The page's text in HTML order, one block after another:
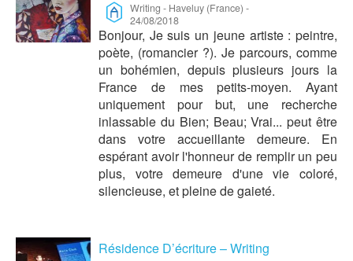
Writing - Haveluy (France) -
24/08/2018
Bonjour, Je suis un jeune artiste : peintre,
poète, (romancier ?). Je parcours, comme
un bohémien, depuis plusieurs jours la
France de mes petits-moyen. Ayant
uniquement pour but, une recherche
inlassable du Bien; Beau; Vrai... peut être
dans votre accueillante demeure. En
espérant avoir l'honneur de remplir un peu
plus, votre demeure d'une vie coloré,
silencieuse, et pleine de gaieté.
Résidence D’écriture – Writing